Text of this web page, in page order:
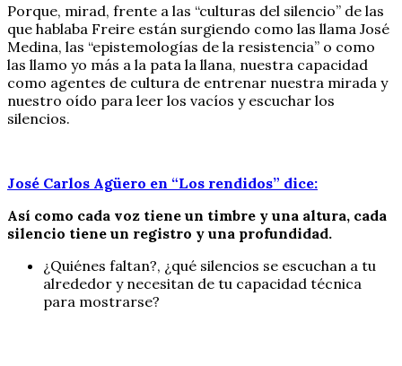
Porque, mirad, frente a las “culturas del silencio” de las
que hablaba Freire están surgiendo como las llama José
Medina, las “epistemologías de la resistencia” o como
las llamo yo más a la pata la llana, nuestra capacidad
como agentes de cultura de entrenar nuestra mirada y
nuestro oído para leer los vacíos y escuchar los
silencios.
José Carlos Agüero en “Los rendidos” dice:
Así como cada voz tiene un timbre y una altura, cada
silencio tiene un registro y una profundidad.
¿Quiénes faltan?, ¿qué silencios se escuchan a tu
alrededor y necesitan de tu capacidad técnica
para mostrarse?